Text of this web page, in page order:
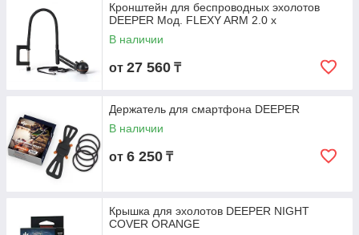
Кронштейн для беспроводных эхолотов
DEEPER Мод. FLEXY ARM 2.0 x
В наличии
от 27 560 ₸
Держатель для смартфона DEEPER
В наличии
от 6 250 ₸
Крышка для эхолотов DEEPER NIGHT
COVER ORANGE